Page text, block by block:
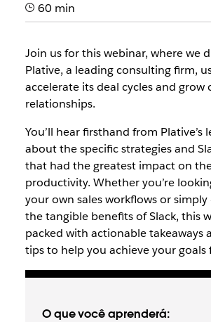
60 min
Join us for this webinar, where we
Plative, a leading consulting firm,
accelerate its deal cycles and grow
relationships.
You’ll hear firsthand from Plative’s
about the specific strategies and
that had the greatest impact on
productivity. Whether you’re
your own sales workflows or
the tangible benefits of Slack, this
packed with actionable takeaways
tips to help you achieve your goals
O que você aprenderá: